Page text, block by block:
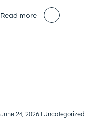
Read more
June 24, 2026 | Uncategorized